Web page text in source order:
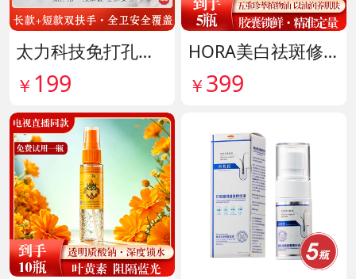
太力科技免打孔多功能安全扶手 货号142101
￥ 199
HORA美白祛斑修护精华油 货号141999
￥ 399